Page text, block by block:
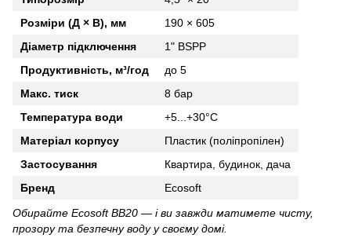
Розміри (Д × В), мм
190 × 605
Діаметр підключення
1" BSPP
Продуктивність, м³/год
до 5
Макс. тиск
8 бар
Температура води
+5...+30°C
Матеріал корпусу
Пластик (поліпропілен)
Застосування
Квартира, будинок, дача
Бренд
Ecosoft
Обирайте Ecosoft BB20 — і ви завжди матимете чисту,
прозору та безпечну воду у своєму домі.